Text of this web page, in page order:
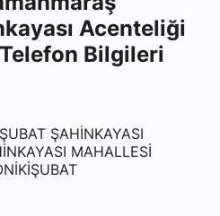
Acenteliği
Bilgileri
ŞAHİNKAYASI
MAHALLESİ